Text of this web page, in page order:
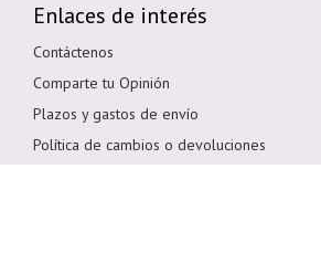
Enlaces de interés
Contáctenos
Comparte tu Opinión
Plazos y gastos de envío
Política de cambios o devoluciones